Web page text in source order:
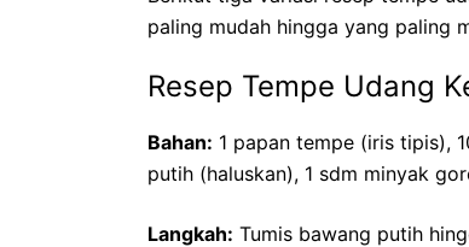
paling mudah hingga yang paling
Resep Tempe Udang
Bahan: 1 papan tempe (iris tipis),
putih (haluskan), 1 sdm minyak
Langkah: Tumis bawang putih